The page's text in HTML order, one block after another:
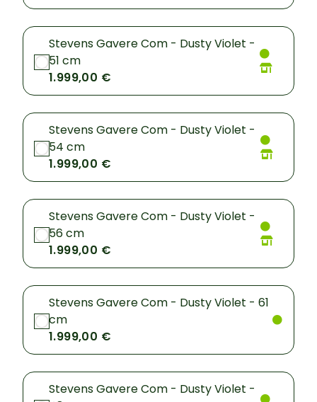
Stevens Gavere Com - Dusty Violet -
51 cm
1.999,00 €
Stevens Gavere Com - Dusty Violet -
54 cm
1.999,00 €
Stevens Gavere Com - Dusty Violet -
56 cm
1.999,00 €
Stevens Gavere Com - Dusty Violet - 61
cm
1.999,00 €
Stevens Gavere Com - Dusty Violet -